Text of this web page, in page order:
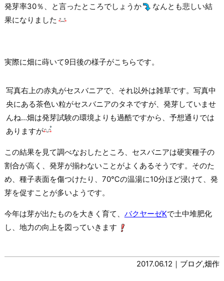
発芽率30％、と言ったところでしょうか
なんとも悲しい結
果になりました
実際に畑に蒔いて9日後の様子がこちらです。
写真右上の赤丸がセスバニアで、それ以外は雑草です。写真中
央にある茶色い粒がセスバニアのタネですが、発芽していませ
んね…畑は発芽試験の環境よりも過酷ですから、予想通りでは
ありますが
この結果を見て調べなおしたところ、セスバニアは硬実種子の
割合が高く、発芽が揃わないことがよくあるそうです。そのた
め、種子表面を傷つけたり、70℃の温湯に10分ほど浸けて、発
芽を促すことが多いようです。
今年は芽が出たものを大きく育て、 バクヤーゼKで土中堆肥化
し、地力の向上を図っていきます
2017.06.12｜ ブログ,畑作